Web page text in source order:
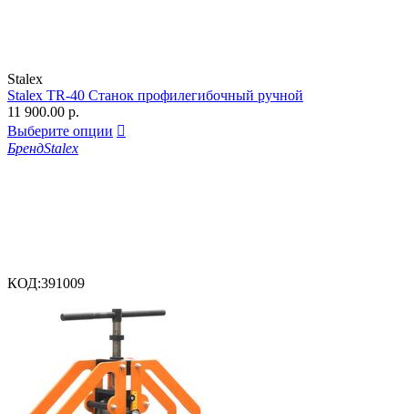
Stalex
Stalex TR-40 Станок профилегибочный ручной
11 900.00 р.
Выберите опции 
БрендStalex
КОД:391009